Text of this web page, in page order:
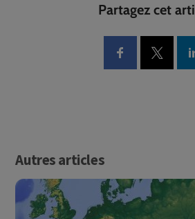
Partagez cet
Autres articles